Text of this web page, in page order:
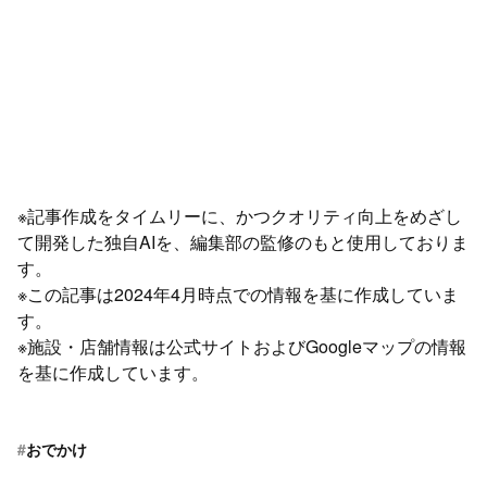
※記事作成をタイムリーに、かつクオリティ向上をめざし
て開発した独自AIを、編集部の監修のもと使用しておりま
す。
※この記事は2024年4月時点での情報を基に作成していま
す。
※施設・店舗情報は公式サイトおよびGoogleマップの情報
を基に作成しています。
#おでかけ